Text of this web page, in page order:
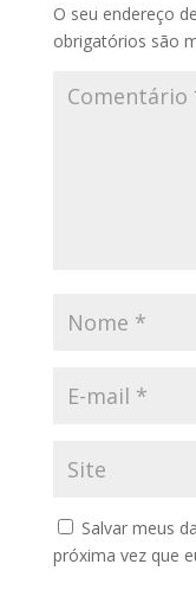
O seu endereço
obrigatórios são
Salvar meus
próxima vez que